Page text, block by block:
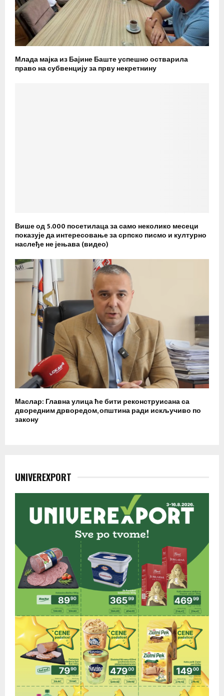
Млада мајка из Бајине Баште успешно остварила
право на субвенцију за прву некретнину
Више од 5.000 посетилаца за само неколико месеци
показује да интересовање за српско писмо и културно
наслеђе не јењава (видео)
Маслар: Главна улица ће бити реконструисана са
дворедним дрворедом, општина ради искључиво по
закону
UNIVEREXPORT